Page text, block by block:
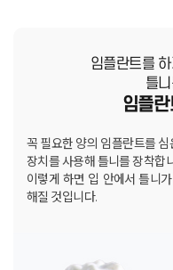
임플란트를 하
틀
임플
꼭 필요한 양의 임플란트를 심
장치를 사용해 틀니를 장착합
이렇게 하면 입 안에서 틀니
해질 것입니다.